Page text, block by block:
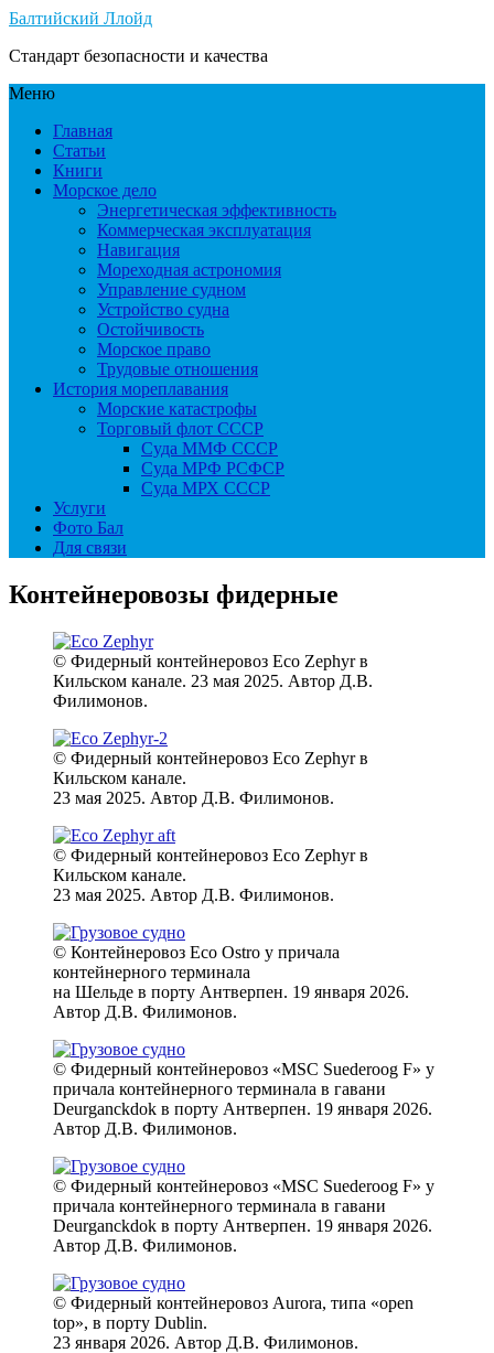
Балтийский Ллойд
Стандарт безопасности и качества
Меню
Главная
Статьи
Книги
Морское дело
Энергетическая эффективность
Коммерческая эксплуатация
Навигация
Мореходная астрономия
Управление судном
Устройство судна
Остойчивость
Морское право
Трудовые отношения
История мореплавания
Морские катастрофы
Торговый флот СССР
Суда ММФ СССР
Суда МРФ РСФСР
Суда МРХ СССР
Услуги
Фото Бал
Для связи
Контейнеровозы фидерные
© Фидерный контейнеровоз Eco Zephyr в
Кильском канале. 23 мая 2025. Автор Д.В.
Филимонов.
© Фидерный контейнеровоз Eco Zephyr в
Кильском канале.
23 мая 2025. Автор Д.В. Филимонов.
© Фидерный контейнеровоз Eco Zephyr в
Кильском канале.
23 мая 2025. Автор Д.В. Филимонов.
© Контейнеровоз Eco Ostro у причала
контейнерного терминала
на Шельде в порту Антверпен. 19 января 2026.
Автор Д.В. Филимонов.
© Фидерный контейнеровоз «MSC Suederoog F» у
причала контейнерного терминала в гавани
Deurganckdok в порту Антверпен. 19 января 2026.
Автор Д.В. Филимонов.
© Фидерный контейнеровоз «MSC Suederoog F» у
причала контейнерного терминала в гавани
Deurganckdok в порту Антверпен. 19 января 2026.
Автор Д.В. Филимонов.
© Фидерный контейнеровоз Aurora, типа «open
top», в порту Dublin.
23 января 2026. Автор Д.В. Филимонов.